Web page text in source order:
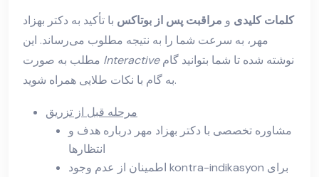
کلمات کلیدی و مراقبت پس از بوتاکس با تأکید به دکتر بهزاد
مهر، به سرعت شما را به نتیجه مطلوب می‌رساند. این
Interactiveنوشته شده تا شما بتوانید گام
به گام با نکات طلایی همراه شوید.
مرحله قبل از تزریق
مشاوره تخصصی با دکتر بهزاد مهر درباره هدف و
انتظارها
اطمینان از عدم وجود kontra-indikasyon برای